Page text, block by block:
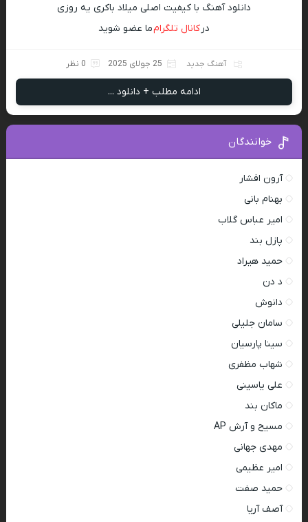
دانلود آهنگ با کیفیت اصلی میلاد باکری یه روزی
درکانال تلگرامما عضو شوید
آهنگ جدید 25 جولای 2025 0 نظر
ادامه مطلب + دانلود ...
خوانندگان
آرون افشار
بهنام بانی
امیر عباس گلاب
پازل بند
حمید هیراد
د دن
دانوش
سامان جلیلی
سینا پارسیان
شهاب مظفری
علی یاسینی
ماکان بند
مسیح و آرش AP
مهدی جهانی
امیر عظیمی
حمید صفت
آصف آریا